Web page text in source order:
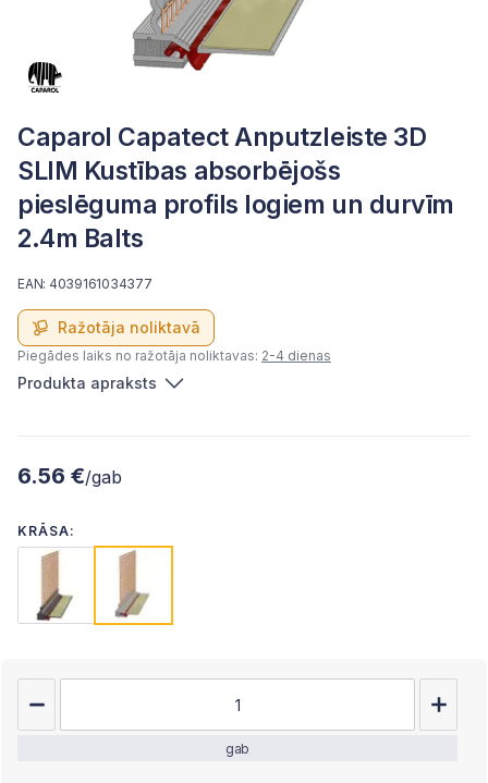
Caparol Capatect Anputzleiste 3D
SLIM Kustības absorbējošs
pieslēguma profils logiem un durvīm
2.4m Balts
Ražotāja noliktavā
EAN: 4039161034377
Piegādes laiks no ražotāja noliktavas: 2-4 dienas
Produkta apraksts
6.56 €/gab
KRĀSA:
gab